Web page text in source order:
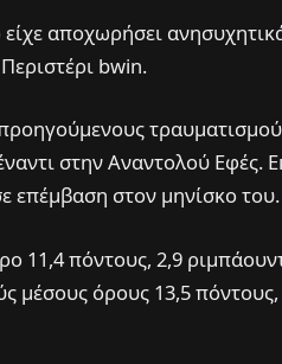
αποχωρήσει
bwin.
στην Αναντολού Εφές.
επέμβαση στον μηνίσκο του.
11,4 πόντους, 2,9
μέσους όρους 13,5